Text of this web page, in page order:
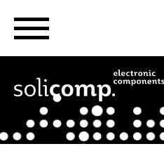
Inhalt